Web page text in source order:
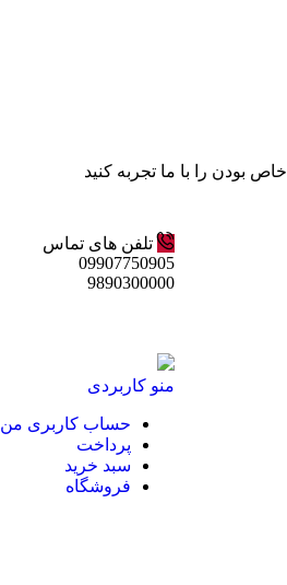
خاص بودن را با ما تجربه کنید
تلفن های تماس
09907750905
9890300000
منو کاربردی
حساب کاربری من
پرداخت
سبد خرید
فروشگاه